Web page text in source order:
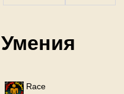
Умения
Race